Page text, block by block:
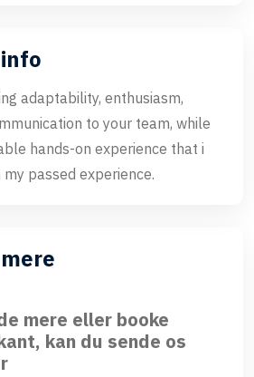
adaptability, enthusiasm,
to your team, while
hands-on experience that i
passed experience.
mere eller booke
kan du sende os